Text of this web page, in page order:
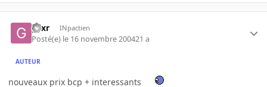
gsxr INpactien
Posté(e) le 16 novembre 200421 a
AUTEUR
nouveaux prix bcp + interessants